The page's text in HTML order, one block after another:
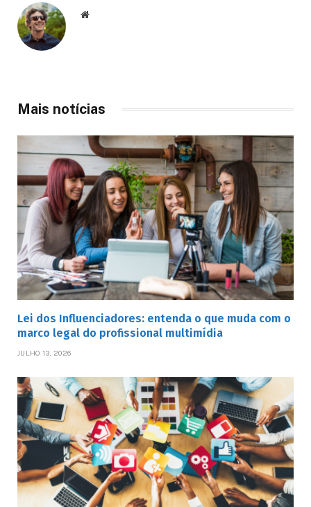
Website
Mais notícias
Lei dos Influenciadores: entenda o que muda com o
marco legal do profissional multimídia
JULHO 13, 2026